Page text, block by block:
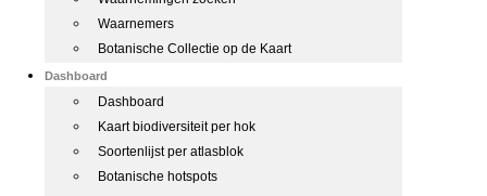
Waarnemers
Botanische Collectie op de Kaart
Dashboard
Dashboard
Kaart biodiversiteit per hok
Soortenlijst per atlasblok
Botanische hotspots